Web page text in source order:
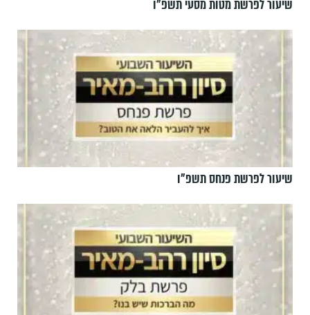
שיעור לפרשת מטות מסעי תשפ"ו
שיעור לפרשת פנחס תשפ"ו